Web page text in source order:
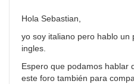
Hola Sebastian,
yo soy italiano pero hablo un
ingles.
Espero que podamos hablar
este foro también para